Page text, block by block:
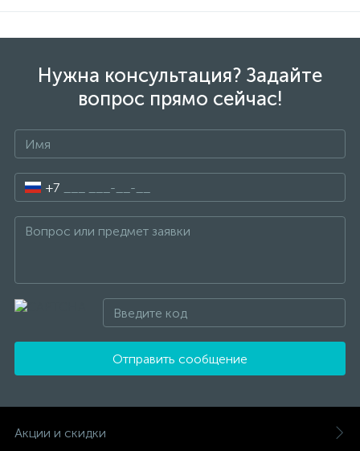
Нужна консультация? Задайте
вопрос прямо сейчас!
+7
Отправить сообщение
Акции и скидки